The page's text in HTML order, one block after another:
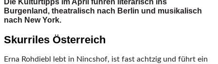
Burgenland, theatralisch nach Berlin und musikalisch
nach New York.
Skurriles Österreich
Erna Rohdiebl lebt in Nincshof, ist fast achtzig und führt ein